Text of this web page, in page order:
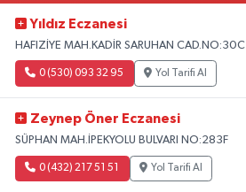
Yıldız Eczanesi
HAFIZİYE MAH.KADİR SARUHAN CAD.NO:30C
0 (530) 093 32 95 Yol Tarifi Al
Zeynep Öner Eczanesi
SÜPHAN MAH.İPEKYOLU BULVARI NO:283F
0 (432) 217 51 51 Yol Tarifi Al